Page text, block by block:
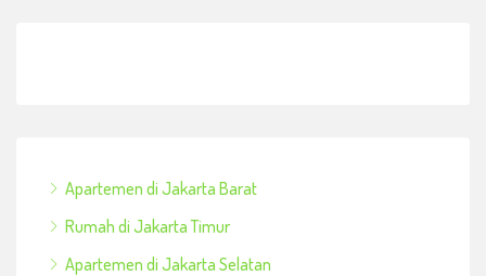
Apartemen di Jakarta Barat
Rumah di Jakarta Timur
Apartemen di Jakarta Selatan